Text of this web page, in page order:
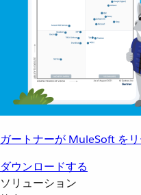
ガートナーが MuleSoft を
ダウンロードする
ソリューション